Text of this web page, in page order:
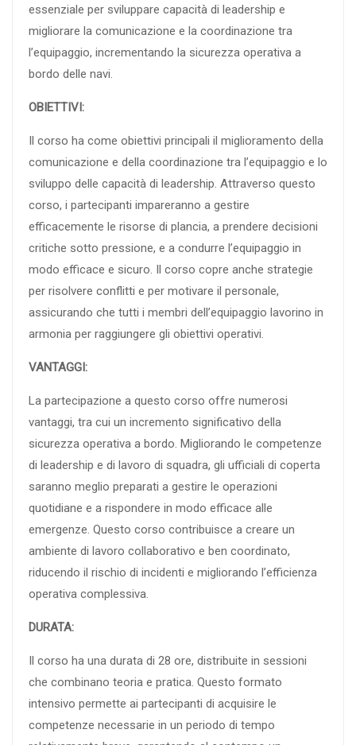
essenziale per sviluppare capacità di leadership e
migliorare la comunicazione e la coordinazione tra
l’equipaggio, incrementando la sicurezza operativa a
bordo delle navi.
OBIETTIVI:
Il corso ha come obiettivi principali il miglioramento della
comunicazione e della coordinazione tra l’equipaggio e lo
sviluppo delle capacità di leadership. Attraverso questo
corso, i partecipanti impareranno a gestire
efficacemente le risorse di plancia, a prendere decisioni
critiche sotto pressione, e a condurre l’equipaggio in
modo efficace e sicuro. Il corso copre anche strategie
per risolvere conflitti e per motivare il personale,
assicurando che tutti i membri dell’equipaggio lavorino in
armonia per raggiungere gli obiettivi operativi.
VANTAGGI:
La partecipazione a questo corso offre numerosi
vantaggi, tra cui un incremento significativo della
sicurezza operativa a bordo. Migliorando le competenze
di leadership e di lavoro di squadra, gli ufficiali di coperta
saranno meglio preparati a gestire le operazioni
quotidiane e a rispondere in modo efficace alle
emergenze. Questo corso contribuisce a creare un
ambiente di lavoro collaborativo e ben coordinato,
riducendo il rischio di incidenti e migliorando l’efficienza
operativa complessiva.
DURATA:
Il corso ha una durata di 28 ore, distribuite in sessioni
che combinano teoria e pratica. Questo formato
intensivo permette ai partecipanti di acquisire le
competenze necessarie in un periodo di tempo